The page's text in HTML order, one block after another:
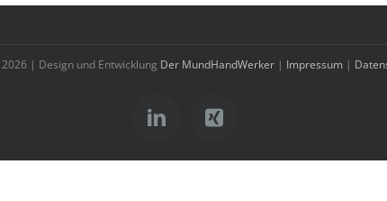
2026 | Design und Entwicklung Der MundHandWerker | Impressum |
LinkedInXing